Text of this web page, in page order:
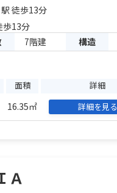
駅 徒歩13分
歩13分
7階建 構造
面積 詳細
16.35㎡ 詳細を見る
Ａ